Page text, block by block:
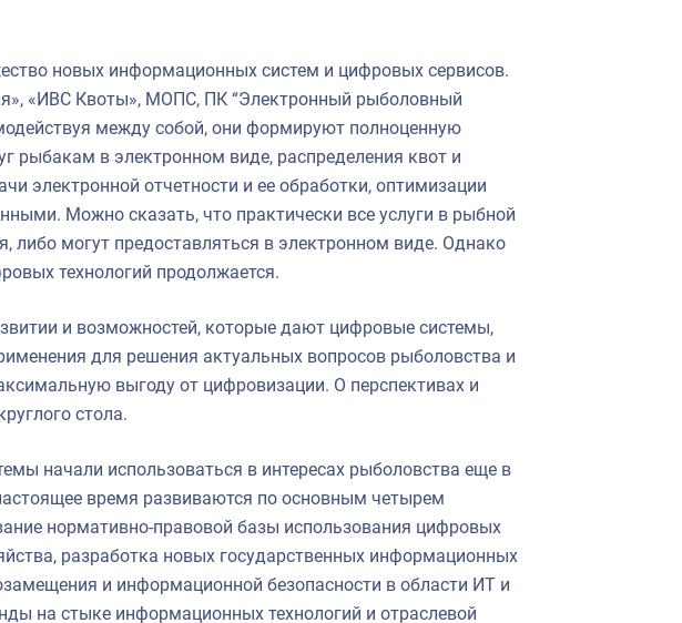
новых информационных систем и цифровых сервисов.
«ИВС Квоты», МОПС, ПК “Электронный рыболовный
между собой, они формируют полноценную
рыбакам в электронном виде, распределения квот и
электронной отчетности и ее обработки, оптимизации
Можно сказать, что практически все услуги в рыбной
либо могут предоставляться в электронном виде. Однако
технологий продолжается.
и возможностей, которые дают цифровые системы,
для решения актуальных вопросов рыболовства и
выгоду от цифровизации. О перспективах и
стола.
начали использоваться в интересах рыболовства еще в
время развиваются по основным четырем
нормативно-правовой базы использования цифровых
разработка новых государственных информационных
и информационной безопасности в области ИТ и
на стыке информационных технологий и отраслевой